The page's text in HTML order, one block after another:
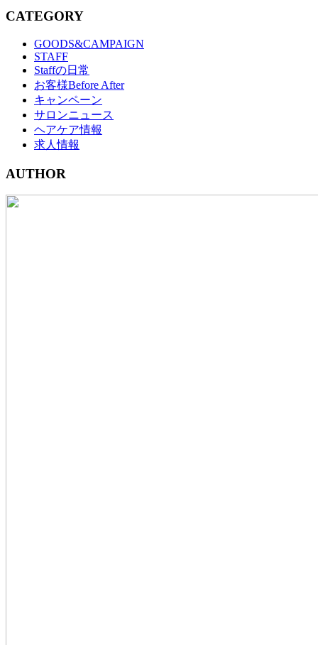
CATEGORY
GOODS&CAMPAIGN
STAFF
Staffの日常
お客様Before After
キャンペーン
サロンニュース
ヘアケア情報
求人情報
AUTHOR